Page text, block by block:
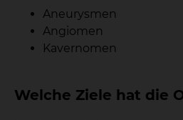
Aneurysmen
Angiomen
Kavernomen
Welche Ziele hat die